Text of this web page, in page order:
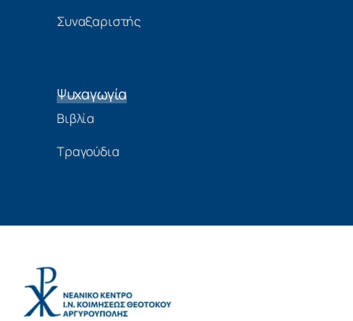
Συναξαριστής
Ψυχαγωγία
Βιβλία
Τραγούδια